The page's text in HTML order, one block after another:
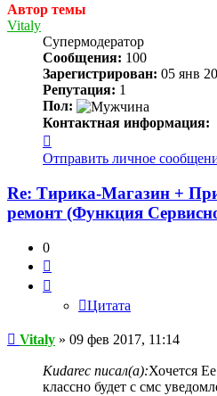
Автор темы
Vitaly
Супермодератор
Сообщения: 100
Зарегистрирован: 05 янв
Репутация: 1
Пол:
Контактная информация:
информация
пользователя
Отправить личное
Re: Тирика-Магазин +
ремонт (Функция
0
Цитата
Сообщение
Vitaly » 09 фев 2017, 11:14
Kudarec писал(а):Хочется
классно будет с смс